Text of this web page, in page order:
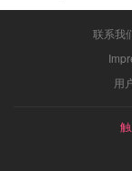
联系我
用